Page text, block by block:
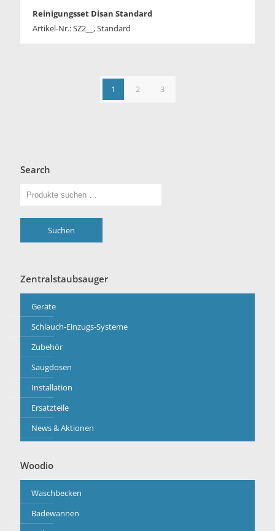
Reinigungsset Disan Standard
Artikel-Nr.: SZ2__, Standard
1 2 3
Search
Suchen
Zentralstaubsauger
Geräte
Schlauch-Einzugs-Systeme
Zubehör
Saugdosen
Installation
Ersatzteile
News & Aktionen
Woodio
Waschbecken
Badewannen